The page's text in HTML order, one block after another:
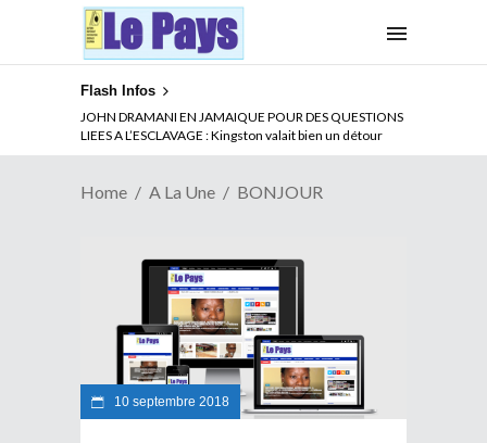
Flash Infos
JOHN DRAMANI EN JAMAIQUE POUR DES QUESTIONS
LIEES A L’ESCLAVAGE : Kingston valait bien un détour
Home A La Une BONJOUR
10 septembre 2018